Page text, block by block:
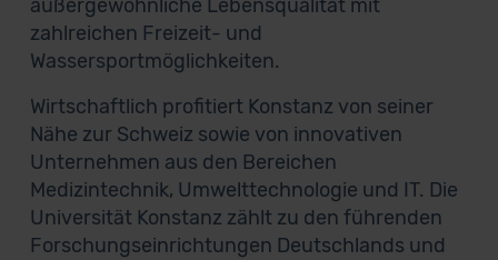
außergewöhnliche Lebensqualität mit
zahlreichen Freizeit- und
Wassersportmöglichkeiten.
Wirtschaftlich profitiert Konstanz von seiner
Nähe zur Schweiz sowie von innovativen
Unternehmen aus den Bereichen
Medizintechnik, Umwelttechnologie und IT. Die
Universität Konstanz zählt zu den führenden
Forschungseinrichtungen Deutschlands und